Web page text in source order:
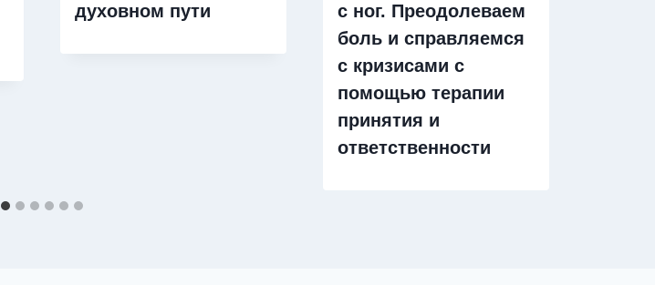
духовном пути
с ног. Преодолеваем
боль и справляемся
с кризисами с
помощью терапии
принятия и
ответственности